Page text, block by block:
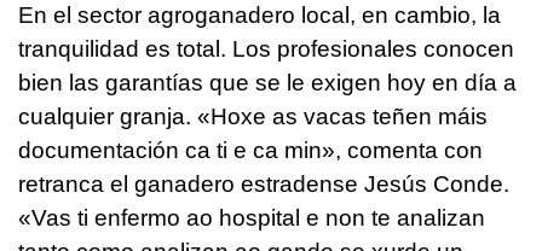
En el sector agroganadero local, en cambio, la
tranquilidad es total. Los profesionales conocen
bien las garantías que se le exigen hoy en día a
cualquier granja. «Hoxe as vacas teñen máis
documentación ca ti e ca min», comenta con
retranca el ganadero estradense Jesús Conde.
«Vas ti enfermo ao hospital e non te analizan